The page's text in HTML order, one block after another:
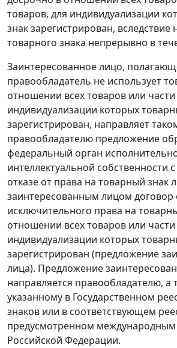
товаров, для индивидуализации
знак зарегистрирован, вследствие
товарного знака непрерывно в
Заинтересованное лицо,
правообладатель не использует
отношении всех товаров или
индивидуализации которых
зарегистрирован, направляет
правообладателю предложение
федеральный орган
интеллектуальной собственности
отказе от права на товарный знак
заинтересованным лицом договор
исключительного права на
отношении всех товаров или
индивидуализации которых
зарегистрирован (предложение
лица). Предложение
направляется правообладателю, а
указанному в Государственном
знаков или в соответствующем
предусмотренном
Российской Федерации.